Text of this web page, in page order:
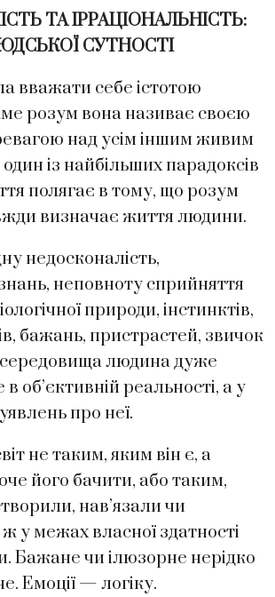
ТА ІРРАЦІОНАЛЬНІСТЬ:
СУТНОСТІ
вважати себе істотою
розум вона називає своєю
над усім іншим живим
із найбільших парадоксів
полягає в тому, що розум
визначає життя людини.
недосконалість,
неповноту сприйняття
природи, інстинктів,
бажань, пристрастей, звичок
середовища людина дуже
об’єктивній реальності, а у
про неї.
не таким, яким він є, а
його бачити, або таким,
нав’язали чи
у межах власної здатності
Бажане чи ілюзорне нерідко
Емоції — логіку.